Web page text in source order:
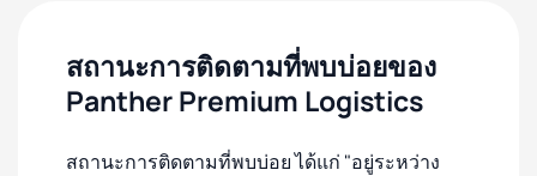
สถานะการติดตามที่พบบ่อยของ
Panther Premium Logistics
สถานะการติดตามที่พบบ่อย ได้แก่ "อยู่ระหว่าง